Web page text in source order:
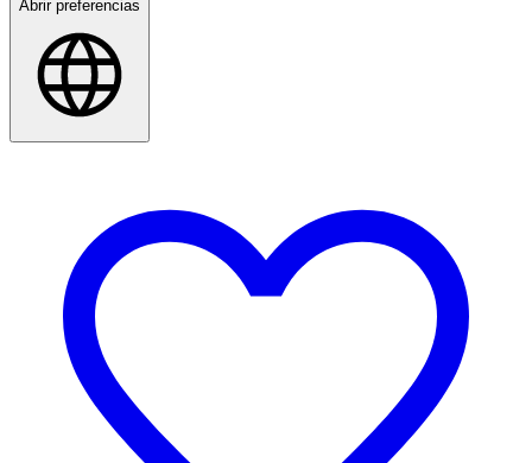
Abrir preferencias